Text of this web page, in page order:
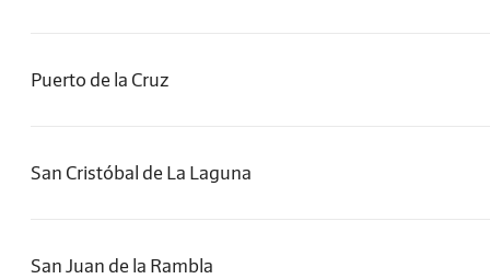
Puerto de la Cruz
San Cristóbal de La Laguna
San Juan de la Rambla